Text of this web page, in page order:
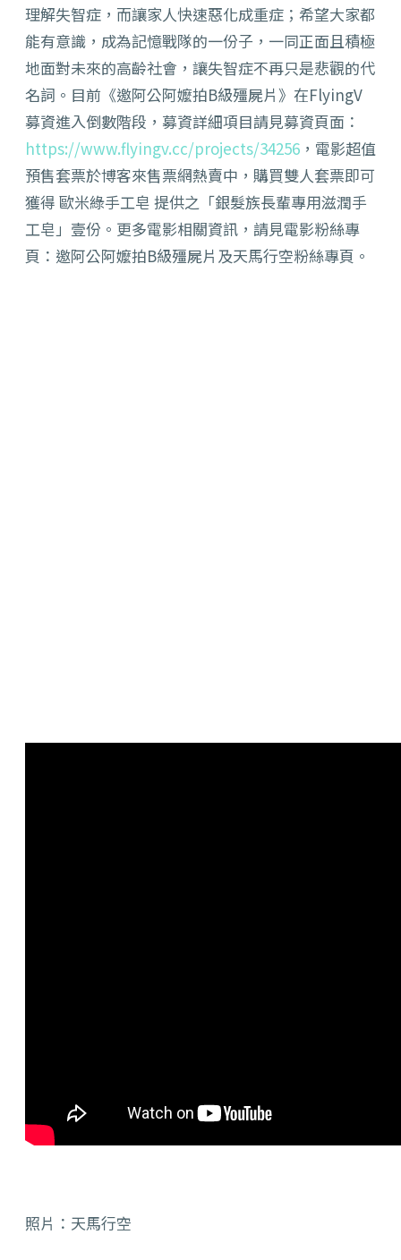
理解失智症，而讓家人快速惡化成重症；希望大家都
能有意識，成為記憶戰隊的一份子，一同正面且積極
地面對未來的高齡社會，讓失智症不再只是悲觀的代
名詞。目前《邀阿公阿嬤拍B級殭屍片》在FlyingV
募資進入倒數階段，募資詳細項目請見募資頁面：
https://www.flyingv.cc/projects/34256 ，電影超值
預售套票於博客來售票網熱賣中，購買雙人套票即可
獲得 歐米綠手工皂 提供之「銀髮族長輩專用滋潤手
工皂」壹份。更多電影相關資訊，請見電影粉絲專
頁：邀阿公阿嬤拍B級殭屍片及天馬行空粉絲專頁。
照片：天馬行空